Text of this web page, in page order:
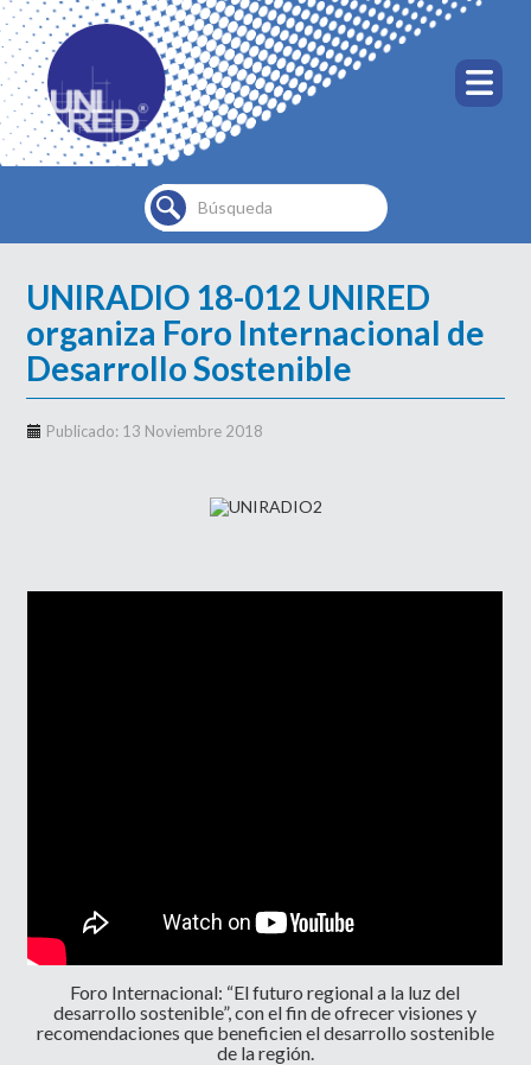
Buscar...
UNIRADIO 18-012 UNIRED
organiza Foro Internacional de
Desarrollo Sostenible
Publicado: 13 Noviembre 2018
Foro Internacional: “El futuro regional a la luz del
desarrollo sostenible”, con el fin de ofrecer visiones y
recomendaciones que beneficien el desarrollo sostenible
de la región.